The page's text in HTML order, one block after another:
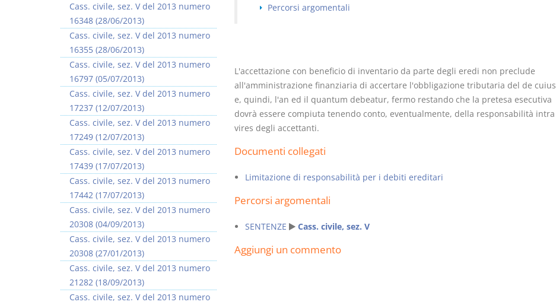
Percorsi argomentali
L'accettazione con beneficio di inventario da parte degli eredi non preclude
all'amministrazione finanziaria di accertare l'obbligazione tributaria del de cuius
e, quindi, l'an ed il quantum debeatur, fermo restando che la pretesa esecutiva
dovrà essere compiuta tenendo conto, eventualmente, della responsabilità intra
vires degli accettanti.
Documenti collegati
Limitazione di responsabilità per i debiti ereditari
Percorsi argomentali
SENTENZE Cass. civile, sez. V
Aggiungi un commento
Cass. civile, sez. V del 2013 numero
16348 (28/06/2013)
Cass. civile, sez. V del 2013 numero
16355 (28/06/2013)
Cass. civile, sez. V del 2013 numero
16797 (05/07/2013)
Cass. civile, sez. V del 2013 numero
17237 (12/07/2013)
Cass. civile, sez. V del 2013 numero
17249 (12/07/2013)
Cass. civile, sez. V del 2013 numero
17439 (17/07/2013)
Cass. civile, sez. V del 2013 numero
17442 (17/07/2013)
Cass. civile, sez. V del 2013 numero
20308 (04/09/2013)
Cass. civile, sez. V del 2013 numero
20308 (27/01/2013)
Cass. civile, sez. V del 2013 numero
21282 (18/09/2013)
Cass. civile, sez. V del 2013 numero
I Vincoli Preliminari
D. Minussi
Versione ebook
(iva incl.)
Usufrutto Uso e
(iva incl.)
Prescrizione e